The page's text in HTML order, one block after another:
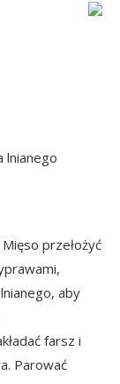
lnianego
przełożyć
aby
farsz i
Parować